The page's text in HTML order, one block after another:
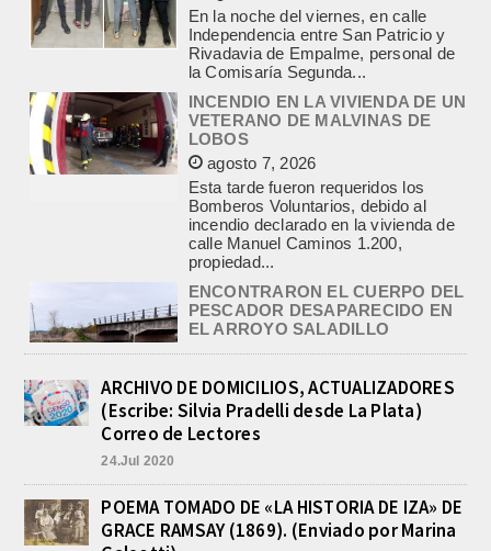
VETERANO DE MALVINAS DE
LOBOS
agosto 7, 2026
Esta tarde fueron requeridos los
Bomberos Voluntarios, debido al
incendio declarado en la vivienda de
calle Manuel Caminos 1.200,
propiedad...
ENCONTRARON EL CUERPO DEL
PESCADOR DESAPARECIDO EN
EL ARROYO SALADILLO
agosto 7, 2026
Un helicóptero que participaba de la
búsqueda, encontró hoy el cuerpo sin
vida de la persona que se buscaba
en...
BASQUET, CADETES. ATHLETIC
JUEGA EL FEDERAL TRAS UN
TRIUNFO NOTABLE ANTE
GIMNASIA
agosto 8, 2026
Athletic, se metió entre los mejores 4
de la FEBAMBA y disputa el...
CON MAS DE 100 SORTEOS Y
ARCHIVO DE DOMICILIOS, ACTUALIZADORES
(Escribe: Silvia Pradelli desde La Plata)
Correo de Lectores
24.Jul 2020
POEMA TOMADO DE «LA HISTORIA DE IZA» DE
GRACE RAMSAY (1869). (Enviado por Marina